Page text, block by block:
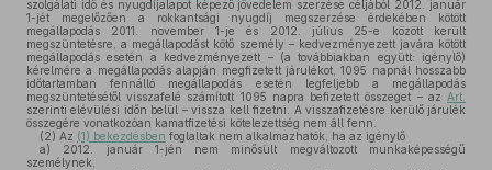
szolgálati idő és nyugdíjalapot képező jövedelem szerzése céljából 2012. január
1-jét megelőzően a rokkantsági nyugdíj megszerzése érdekében kötött
megállapodás 2011. november 1-je és 2012. július 25-e között került
megszüntetésre, a megállapodást kötő személy – kedvezményezett javára kötött
megállapodás esetén a kedvezményezett – (a továbbiakban együtt: igénylő)
kérelmére a megállapodás alapján megfizetett járulékot, 1095 napnál hosszabb
időtartamban fennálló megállapodás esetén legfeljebb a megállapodás
megszüntetésétől visszafelé számított 1095 napra befizetett összeget – az Art.
szerinti elévülési időn belül – vissza kell fizetni. A visszafizetésre kerülő járulék
összegére vonatkozóan kamatfizetési kötelezettség nem áll fenn.
(2) Az (1) bekezdésben foglaltak nem alkalmazhatók, ha az igénylő
a) 2012. január 1-jén nem minősült megváltozott munkaképességű
személynek,